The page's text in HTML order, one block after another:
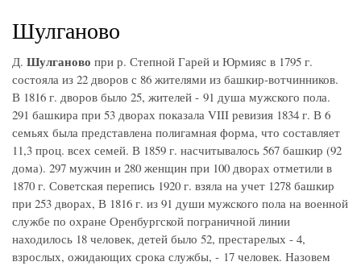
Шулганово
Д. Шулганово при р. Степной Гарей и Юрмияс в 1795 г.
состояла из 22 дворов с 86 жителями из башкир-вотчинников.
В 1816 г. дворов было 25, жителей - 91 душа мужского пола.
291 башкира при 53 дворах показала VIII ревизия 1834 г. В 6
семьях была представлена полигамная форма, что составляет
11,3 проц. всех семей. В 1859 г. насчитывалось 567 башкир (92
дома). 297 мужчин и 280 женщин при 100 дворах отметили в
1870 г. Советская перепись 1920 г. взяла на учет 1278 башкир
при 253 дворах, В 1816 г. из 91 души мужского пола на военной
службе по охране Оренбургской пограничной линии
находилось 18 человек, детей было 52, престарелых - 4,
взрослых, ожидающих срока службы, - 17 человек. Назовем